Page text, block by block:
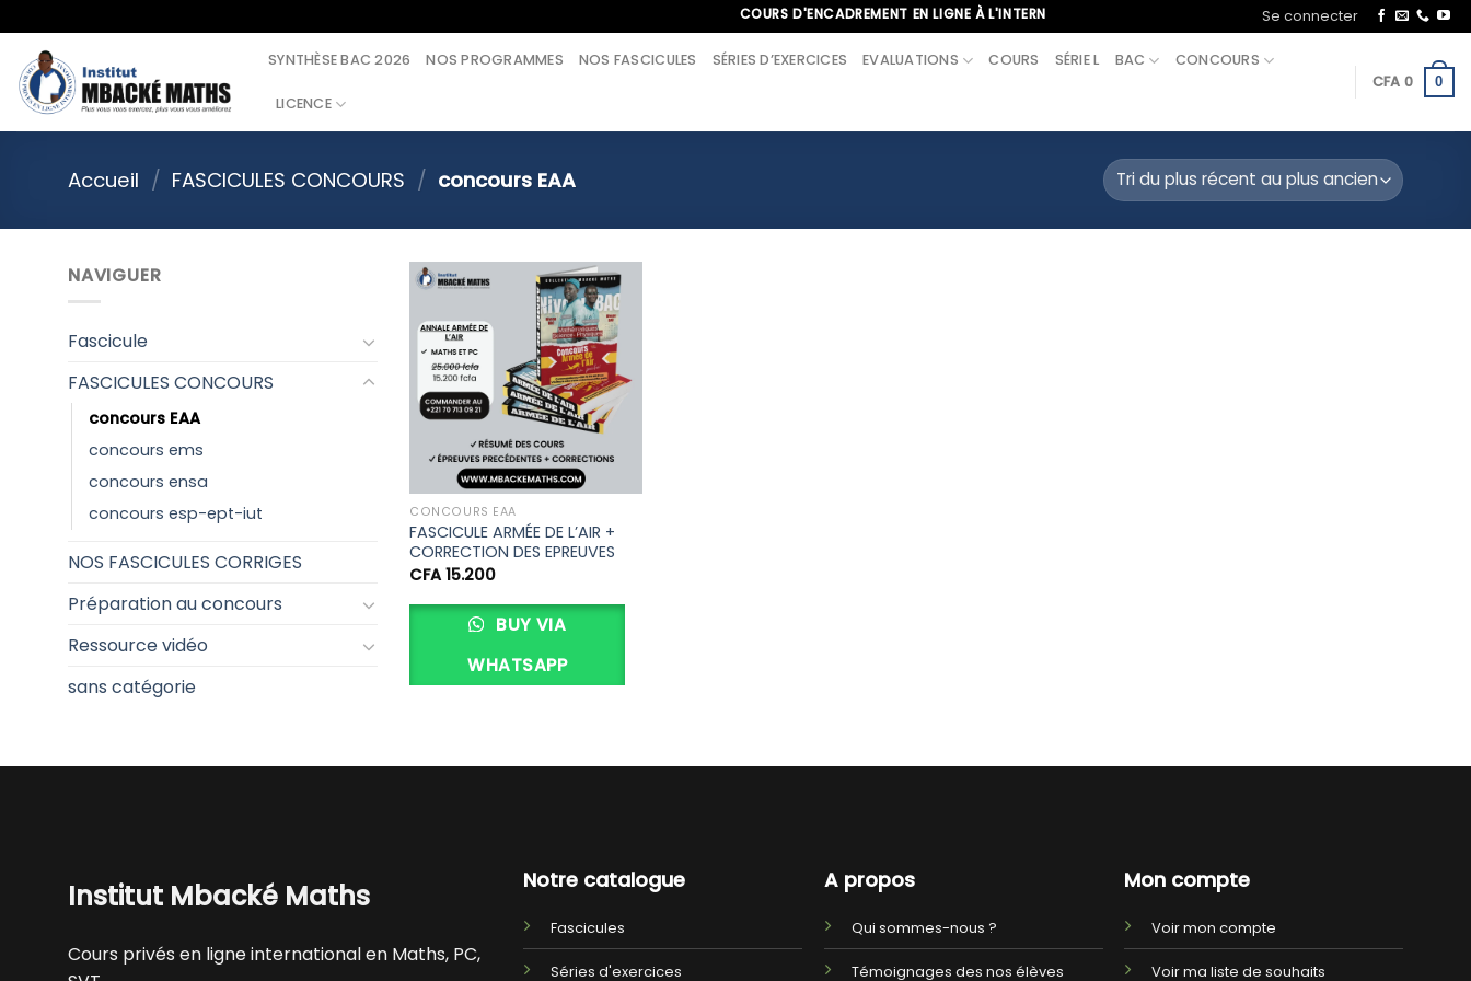
to
content
COURS D'ENCADREMENT EN LIGNE À L'INTERNATIONAL, APPELEZ-NOUS AU+221 70 713 09 21
Se connecter
SYNTHÈSE BAC 2026 NOS PROGRAMMES NOS FASCICULES SÉRIES D’EXERCICES EVALUATIONS COURS SÉRIE L BAC CONCOURS
LICENCE
CFA 0 0
Accueil / FASCICULES CONCOURS / concours EAA
NAVIGUER
Fascicule
FASCICULES CONCOURS
concours EAA
concours ems
concours ensa
concours esp-ept-iut
NOS FASCICULES CORRIGES
Préparation au concours
Ressource vidéo
sans catégorie
Ajouter
à la liste
d’envies
CONCOURS EAA
FASCICULE ARMÉE DE L’AIR +
CORRECTION DES EPREUVES
CFA15.200
BUY VIA
WHATSAPP
Institut Mbacké Maths
Cours privés en ligne international en Maths, PC,
Notre catalogue
Fascicules
Séries d'exercices
A propos
Qui sommes-nous ?
Témoignages des nos élèves
Mon compte
Voir mon compte
Voir ma liste de souhaits